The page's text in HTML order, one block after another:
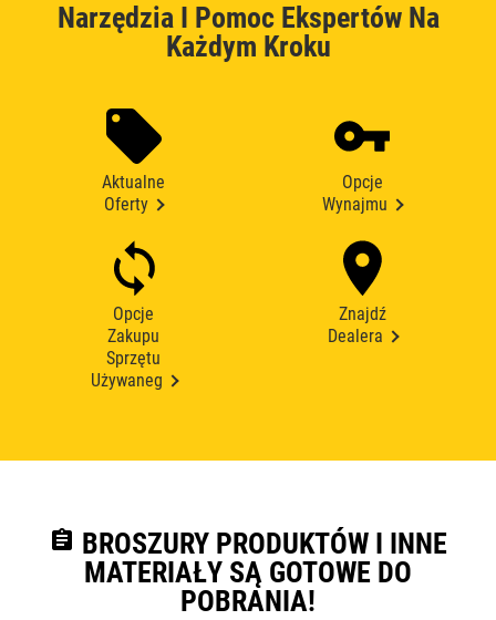
Narzędzia I Pomoc Ekspertów Na
Każdym Kroku
Aktualne
Oferty
Opcje
Wynajmu
Opcje
Zakupu
Sprzętu
Używaneg
Znajdź
Dealera
assignment BROSZURY PRODUKTÓW I INNE
MATERIAŁY SĄ GOTOWE DO
POBRANIA!